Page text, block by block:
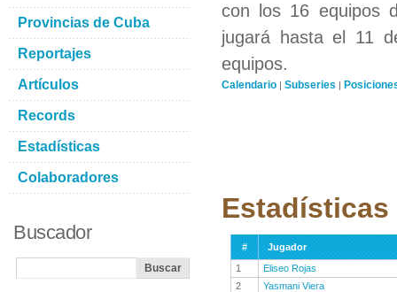
con los 16 equipos
jugará hasta el 11
equipos.
Calendario | Subseries |
#
Jugador
1
Eliseo Rojas
2
Yasmani Viera
Provincias de Cuba
Reportajes
Artículos
Records
Estadísticas
Colaboradores
Buscador